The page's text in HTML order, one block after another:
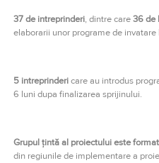
37 de intreprinderi, dintre care36 de
elaborarii unor programe de invatare
5 intreprindericare au introdus
6 luni dupa finalizarea sprijinului.
Grupul țintă al proiectului este
din regiunile de implementare a